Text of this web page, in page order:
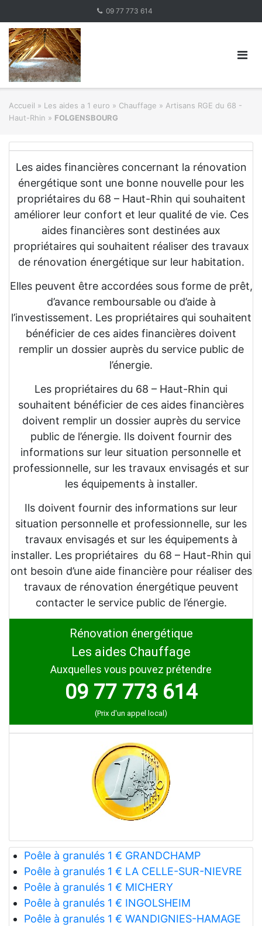
content
09 77 773 614
Accueil » Les aides a 1 euro » Chauffage » Artisans RGE du 68 -
Haut-Rhin » FOLGENSBOURG
Les aides financières concernant la rénovation
énergétique sont une bonne nouvelle pour les
propriétaires du 68 – Haut-Rhin qui souhaitent
améliorer leur confort et leur qualité de vie. Ces
aides financières sont destinées aux
propriétaires qui souhaitent réaliser des travaux
de rénovation énergétique sur leur habitation.
Elles peuvent être accordées sous forme de prêt,
d’avance remboursable ou d’aide à
l’investissement. Les propriétaires qui souhaitent
bénéficier de ces aides financières doivent
remplir un dossier auprès du service public de
l’énergie.
Les propriétaires du 68 – Haut-Rhin qui
souhaitent bénéficier de ces aides financières
doivent remplir un dossier auprès du service
public de l’énergie. Ils doivent fournir des
informations sur leur situation personnelle et
professionnelle, sur les travaux envisagés et sur
les équipements à installer.
Ils doivent fournir des informations sur leur
situation personnelle et professionnelle, sur les
travaux envisagés et sur les équipements à
installer. Les propriétaires du 68 – Haut-Rhin qui
ont besoin d’une aide financière pour réaliser des
travaux de rénovation énergétique peuvent
contacter le service public de l’énergie.
Rénovation énergétique
Les aides Chauffage
Auxquelles vous pouvez prétendre
09 77 773 614
(Prix d'un appel local)
Poêle à granulés 1 € GRANDCHAMP
Poêle à granulés 1 € LA CELLE-SUR-NIEVRE
Poêle à granulés 1 € MICHERY
Poêle à granulés 1 € INGOLSHEIM
Poêle à granulés 1 € WANDIGNIES-HAMAGE